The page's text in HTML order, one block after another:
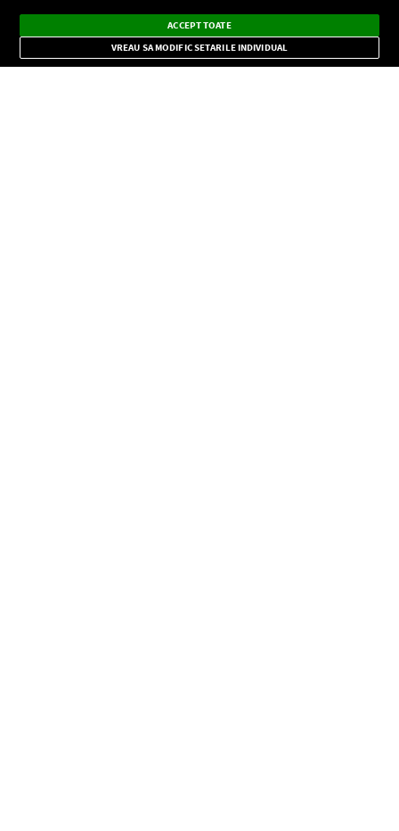
CONFIDENŢIALITATE
Dark
Mode
Radio live, podcasturi, știri și alerte
importante.
×
ACCEPT TOATE
VREAU SA MODIFIC SETARILE INDIVIDUAL